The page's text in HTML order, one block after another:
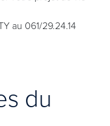
au 061/29.24.14
du